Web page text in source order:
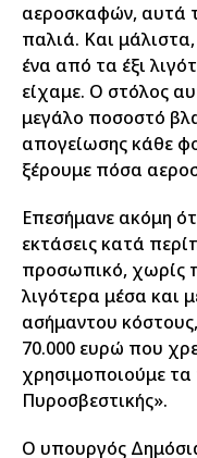
αεροσκαφών, αυτά
παλιά. Και
ένα από τα έξι
είχαμε. Ο στόλος
μεγάλο ποσοστό
απογείωσης κάθε
ξέρουμε πόσα
Επεσήμανε ακόμη
εκτάσεις κατά
προσωπικό, χωρίς
λιγότερα μέσα και
ασήμαντου
70.000 ευρώ που
χρησιμοποιούμε τα
Πυροσβεστικής».
Ο υπουργός